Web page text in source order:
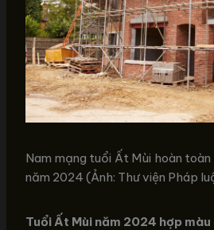
Nam mạng tuổi Ất Mùi hoàn
năm 2024 (Ảnh: Thư viện Pháp
Tuổi Ất Mùi năm 2024 hợp màu